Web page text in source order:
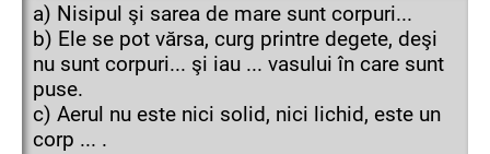
a) Nisipul şi sarea de mare sunt corpuri...
b) Ele se pot vărsa, curg printre degete, deşi
nu sunt corpuri... şi iau ... vasului în care sunt
puse.
c) Aerul nu este nici solid, nici lichid, este un
corp ... .